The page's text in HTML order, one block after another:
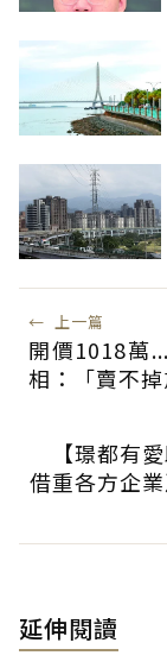
← 上一篇
開價1018萬
相：「賣不
【璟都有
借重各方企
延伸閱讀